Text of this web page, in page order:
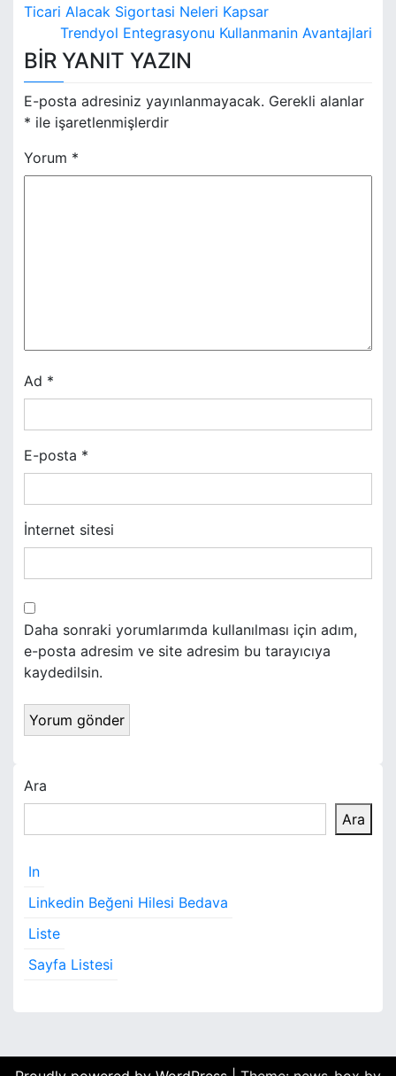
Y
z
ı
e
e
s
i
Ticari Alacak Sigortasi Neleri Kapsar
Trendyol Entegrasyonu Kullanmanin Avantajlari
BIR YANIT YAZIN
E-posta adresiniz yayınlanmayacak. Gerekli alanlar
* ile işaretlenmişlerdir
Yorum *
Ad *
E-posta *
İnternet sitesi
Daha sonraki yorumlarımda kullanılması için adım,
e-posta adresim ve site adresim bu tarayıcıya
kaydedilsin.
Ara
Ara
In
Linkedin Beğeni Hilesi Bedava
Liste
Sayfa Listesi